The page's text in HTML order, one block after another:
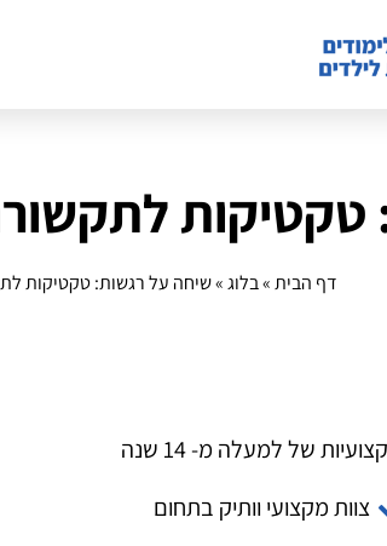
טקטיקות
דף הבית»בלוג»שיחה על רגשות: טקטיקות
של למעלה מ- 14 שנה
צוות מקצועי וותיק בתחום